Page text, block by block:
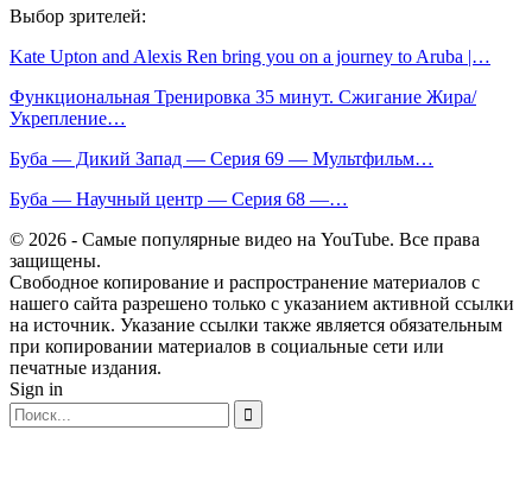
Выбор зрителей:
Kate Upton and Alexis Ren bring you on a journey to Aruba |…
Функциональная Тренировка 35 минут. Сжигание Жира/
Укрепление…
Буба — Дикий Запад — Серия 69 — Мультфильм…
Буба — Научный центр — Серия 68 —…
© 2026 - Самые популярные видео на YouTube. Все права
защищены.
Свободное копирование и распространение материалов с
нашего сайта разрешено только с указанием активной ссылки
на источник. Указание ссылки также является обязательным
при копировании материалов в социальные сети или
печатные издания.
Sign in